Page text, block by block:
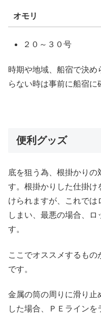
オモリ
２０～３０号
時期や地域、船宿で決
らない時は事前に船宿に
便利グッズ
底を狙う為、根掛かりの
す。根掛かりした仕掛け
けられますが、これでは
しまい、最悪の場合、ロ
す。
ここでオススメするもの
です。
金属の筒の周りに滑り止
した場合、ＰＥラインを